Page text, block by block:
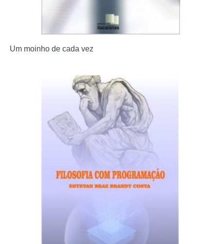
Um moinho de cada vez